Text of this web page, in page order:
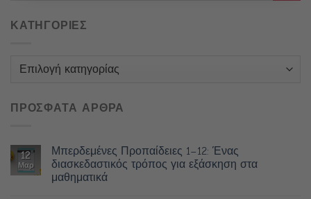
ΚΑΤΗΓΟΡΙΕΣ
Κατηγορίες
ΠΡΟΣΦΑΤΑ ΑΡΘΡΑ
12
Μαρ
Μπερδεμένες Προπαίδειες 1–12: Ένας
διασκεδαστικός τρόπος για εξάσκηση στα
μαθηματικά